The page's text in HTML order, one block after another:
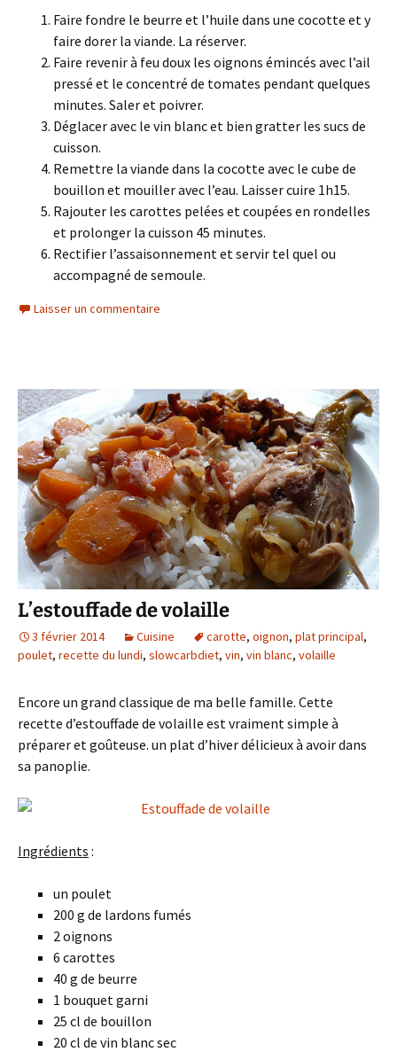
Faire fondre le beurre et l’huile dans une cocotte et y
faire dorer la viande. La réserver.
Faire revenir à feu doux les oignons émincés avec l’ail
pressé et le concentré de tomates pendant quelques
minutes. Saler et poivrer.
Déglacer avec le vin blanc et bien gratter les sucs de
cuisson.
Remettre la viande dans la cocotte avec le cube de
bouillon et mouiller avec l’eau. Laisser cuire 1h15.
Rajouter les carottes pelées et coupées en rondelles
et prolonger la cuisson 45 minutes.
Rectifier l’assaisonnement et servir tel quel ou
accompagné de semoule.
Laisser un commentaire
L’estouffade de volaille
3 février 2014 Cuisine carotte, oignon, plat principal,
poulet, recette du lundi, slowcarbdiet, vin, vin blanc, volaille
Encore un grand classique de ma belle famille. Cette
recette d’estouffade de volaille est vraiment simple à
préparer et goûteuse. un plat d’hiver délicieux à avoir dans
sa panoplie.
Ingrédients :
un poulet
200 g de lardons fumés
2 oignons
6 carottes
40 g de beurre
1 bouquet garni
25 cl de bouillon
20 cl de vin blanc sec